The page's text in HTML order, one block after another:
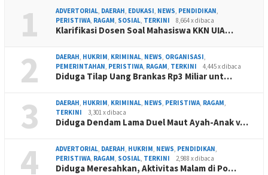
1 ADVERTORIAL, DAERAH, EDUKASI, NEWS, PENDIDIKAN,
PERISTIWA, RAGAM, SOSIAL, TERKINI 8,664 x dibaca
Klarifikasi Dosen Soal Mahasiswa KKN UIA…
2 DAERAH, HUKRIM, KRIMINAL, NEWS, ORGANISASI,
PEMERINTAHAN, PERISTIWA, RAGAM, TERKINI 4,445 x dibaca
Diduga Tilap Uang Brankas Rp3 Miliar unt…
3 DAERAH, HUKRIM, KRIMINAL, NEWS, PERISTIWA, RAGAM,
TERKINI
3,301 x dibaca
Diduga Dendam Lama Duel Maut Ayah-Anak v…
4 ADVERTORIAL, DAERAH, HUKRIM, NEWS, PENDIDIKAN,
PERISTIWA, RAGAM, SOSIAL, TERKINI 2,988 x dibaca
Diduga Meresahkan, Aktivitas Malam di Po…